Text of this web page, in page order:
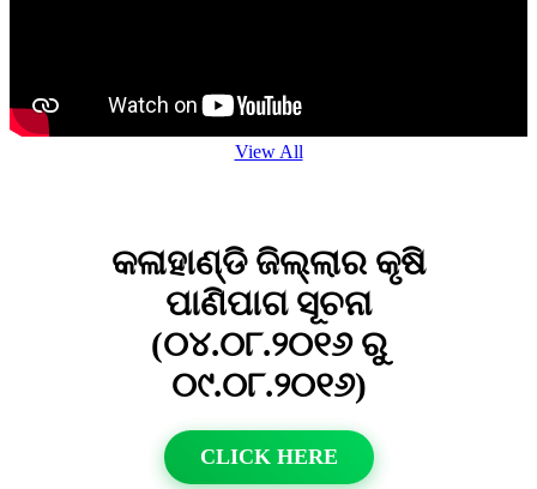
View All
କଳାହାଣ୍ଡି ଜିଲ୍ଲାର କୃଷି
ପାଣିପାଗ ସୂଚନା
(୦୪.୦୮.୨୦୧୬ ରୁ
୦୯.୦୮.୨୦୧୬)
CLICK HERE